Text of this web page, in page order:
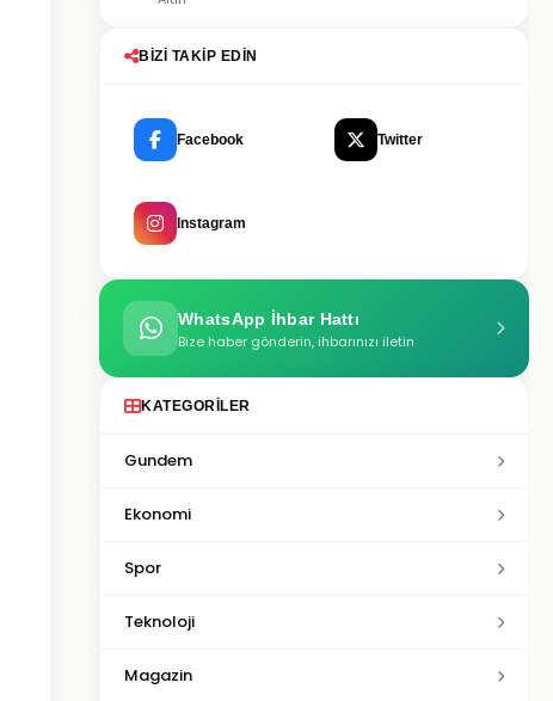
BIZI TAKIP EDIN
Facebook Twitter
Instagram
WhatsApp İhbar Hattı
Bize haber gönderin, ihbarınızı iletin
KATEGORILER
Gundem
Ekonomi
Spor
Teknoloji
Magazin